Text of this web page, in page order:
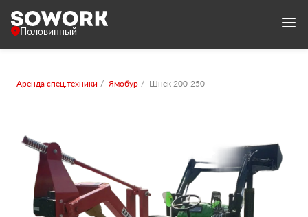
Половинный
Аренда спец.техники Ямобур Шнек 200-250